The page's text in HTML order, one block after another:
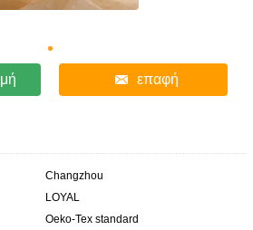
επαφή
Changzhou
LOYAL
Oeko-Tex standard